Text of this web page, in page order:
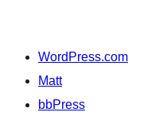
WordPress.com
Matt
bbPress